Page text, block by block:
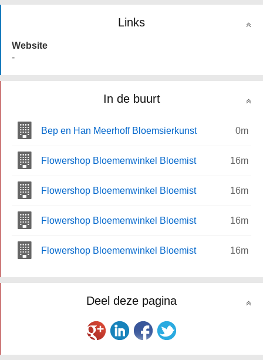
Links
Website
-
In de buurt
Bep en Han Meerhoff Bloemsierkunst 0m
Flowershop Bloemenwinkel Bloemist 16m
Flowershop Bloemenwinkel Bloemist 16m
Flowershop Bloemenwinkel Bloemist 16m
Flowershop Bloemenwinkel Bloemist 16m
Deel deze pagina